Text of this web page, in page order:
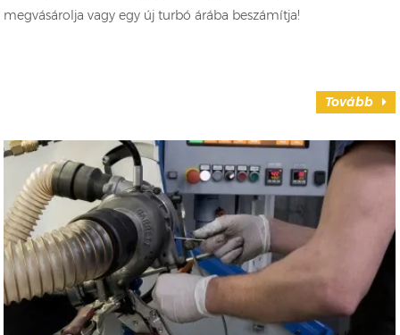
megvásárolja vagy egy új turbó árába beszámítja!
Tovább